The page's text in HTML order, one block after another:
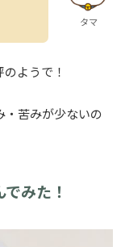
タマ
ようで！
・苦みが少ないの
みた！